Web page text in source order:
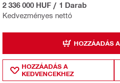
Kedvezményes nettó
2 336 000 HUF / 1 Darab
HOZZÁADÁS
HOZZÁADÁS A
KEDVENCEKHEZ